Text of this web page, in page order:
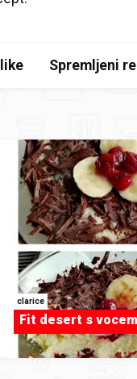
Spremljeni
clarice
Fit desert s vocem